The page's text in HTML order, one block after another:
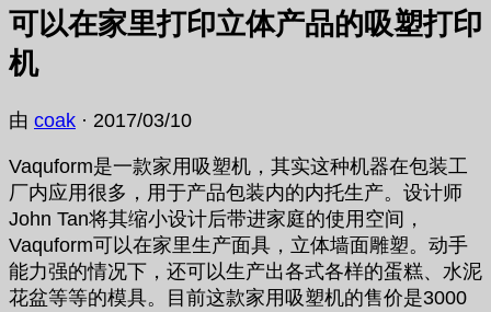
可以在家里打印立体产品的吸塑打印
机
由 coak · 2017/03/10
Vaquform是一款家用吸塑机，其实这种机器在包装工
厂内应用很多，用于产品包装内的内托生产。设计师
John Tan将其缩小设计后带进家庭的使用空间，
Vaquform可以在家里生产面具，立体墙面雕塑。动手
能力强的情况下，还可以生产出各式各样的蛋糕、水泥
花盆等等的模具。目前这款家用吸塑机的售价是3000